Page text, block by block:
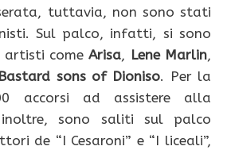
tuttavia, non sono stati
Sul palco, infatti, si sono
artisti comeArisa, Lene Marlin,
Bastard sons of Dioniso. Per la
accorsi ad assistere alla
inoltre, sono saliti sul palco
de “I Cesaroni” e “I liceali”,